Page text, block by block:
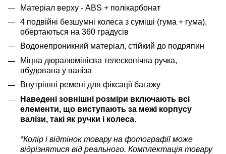
Матеріал верху - ABS + полікарбонат
4 подвійні безшумні колеса з суміші (гума + гума),
обертаються на 360 градусів
Водонепроникний матеріал, стійкий до подряпин
Міцна дюралюмінієва телескопічна ручка,
вбудована у валіза
Внутрішні ремені для фіксації багажу
Наведені зовнішні розміри включають всі
елементи, що виступають за межі корпусу
валізи, такі як ручки і колеса.
*Колір і відтінок товару на фотографії може
відрізнятися від реального. Комплектація товару